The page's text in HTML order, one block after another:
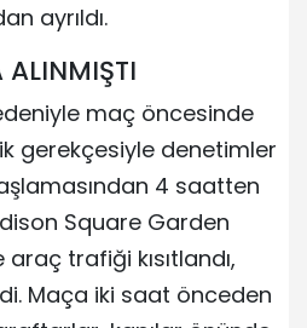
ayrıldı.
ALINMIŞTI
maç öncesinde
gerekçesiyle denetimler
4 saatten
Square Garden
trafiği kısıtlandı,
Maça iki saat önceden